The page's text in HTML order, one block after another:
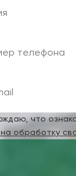
что
обработку